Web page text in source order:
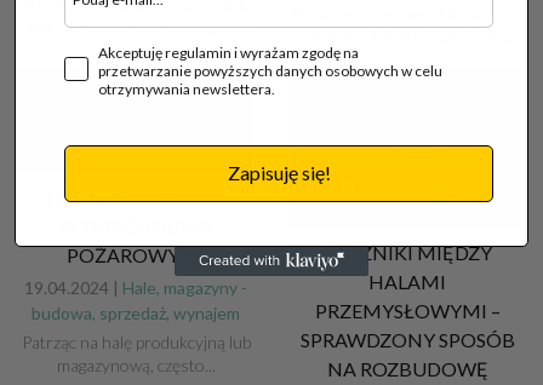
lider rynku słonych przekąsek...
HALA, Z WYSOKIMI
POŻAROWYMI
19.04.2024 | Hale, magazyny -
budowa, sprzedaż, wynajem
Patrząc na halę produkcyjną lub
magazynową, często...
ŁĄCZNIKI MIĘDZY
HALAMI
PRZEMYSŁOWYMI –
SPRAWDZONY SPOSÓB
NA ROZBUDOWĘ
Akceptuję regulamin i wyrażam zgodę na
przetwarzanie powyższych danych osobowych w celu
otrzymywania newslettera.
Zapisuję się!